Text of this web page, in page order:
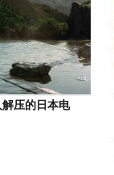
解压的日本电